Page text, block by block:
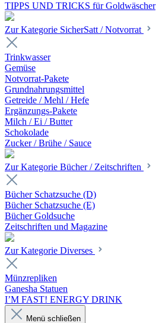
TIPPS UND TRICKS für Goldwäscher
Zur Kategorie SicherSatt / Notvorrat
Trinkwasser
Gemüse
Notvorrat-Pakete
Grundnahrungsmittel
Getreide / Mehl / Hefe
Ergänzungs-Pakete
Milch / Ei / Butter
Schokolade
Zucker / Brühe / Sauce
Zur Kategorie Bücher / Zeitschriften
Bücher Schatzsuche (D)
Bücher Schatzsuche (E)
Bücher Goldsuche
Zeitschriften und Magazine
Zur Kategorie Diverses
Münzrepliken
Ganesha Statuen
I’M FAST! ENERGY DRINK
Menü schließen